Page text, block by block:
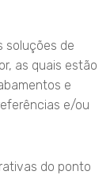
soluções de
as quais estão
e
e/ou
do ponto